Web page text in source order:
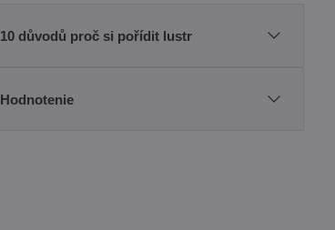
10 důvodů proč si pořídit lustr
Hodnotenie